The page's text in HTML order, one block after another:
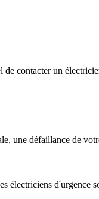
de contacter un
une défaillance de
électriciens d'urgence